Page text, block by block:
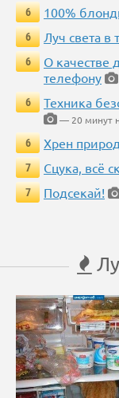
6
100%
6
Луч света в
6
О качестве
телефону
6
Техника
— 20 минут
6
Хрен
7
Сцука, всё
7
Подсекай!